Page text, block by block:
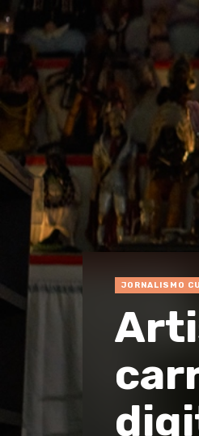
JORNALISMO